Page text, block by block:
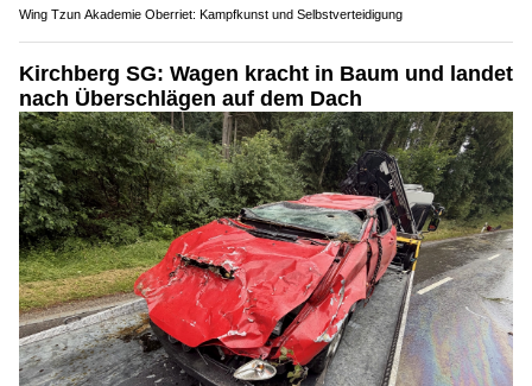
Wing Tzun Akademie Oberriet: Kampfkunst und Selbstverteidigung
Kirchberg SG: Wagen kracht in Baum und landet
nach Überschlägen auf dem Dach